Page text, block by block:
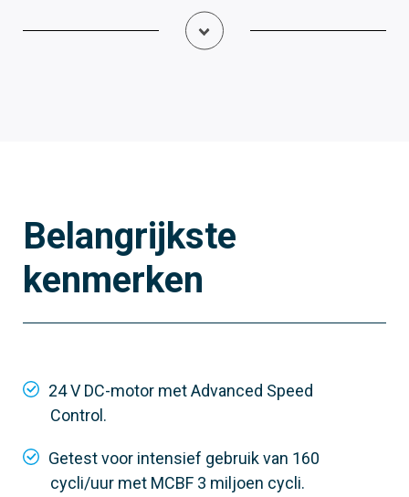
803BB-0290
GGT80ACS
Op maat gemaakt RAL gegalvaniseerd staal
Belangrijkste
kenmerken
24 V DC-motor met Advanced Speed
Control.
Getest voor intensief gebruik van 160
cycli/uur met MCBF 3 miljoen cycli.